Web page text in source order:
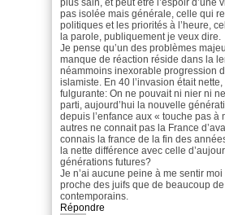
plus sain, et peut être l’espoir d’une
pas isolée mais générale, celle qui
politiques et les priorités à l’heure,
la parole, publiquement je veux dire.
Je pense qu’un des problèmes
manque de réaction réside dans la
néammoins inexorable progression
islamiste. En 40 l’invasion était
fulgurante: On ne pouvait ni nier ni
parti, aujourd’hui la nouvelle
depuis l’enfance aux « touche pas à
autres ne connait pas la France
connais la france de la fin des
la nette différence avec celle
générations futures?
Je n’ai aucune peine à me sentir
proche des juifs que de beaucoup
contemporains.
Répondre